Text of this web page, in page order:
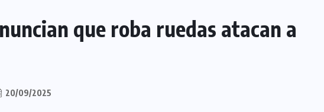
que roba ruedas atacan a
20/09/2025